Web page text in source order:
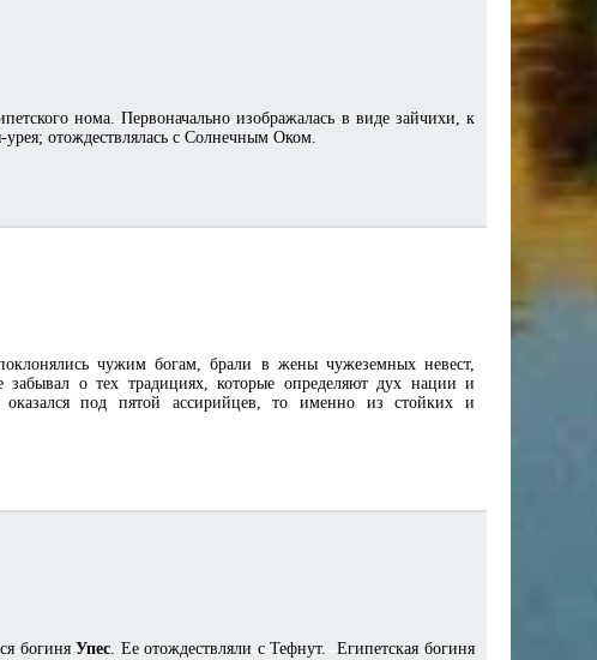
нома. Первоначально изображалась в виде зайчихи, к
отождествлялась с Солнечным Оком.
чужим богам, брали в жены чужеземных невест,
о тех традициях, которые определяют дух нации и
под пятой ассирийцев, то именно из стойких и
богиняУпес . Ее отождествляли с Тефнут. Египетская богиня